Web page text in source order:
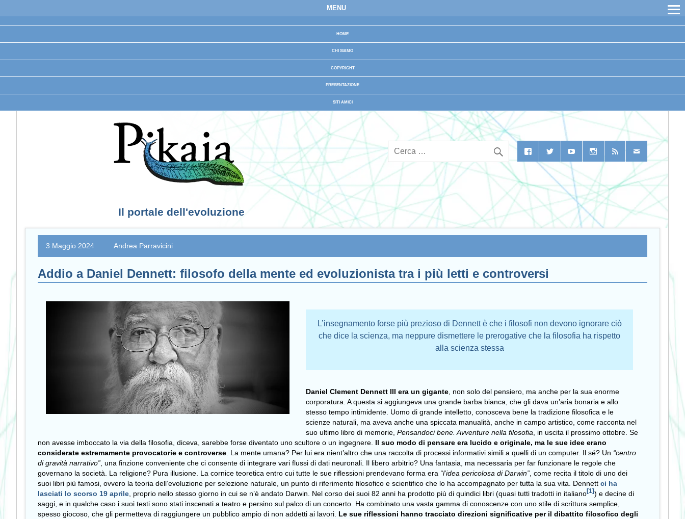
MENU
HOME
CHI SIAMO
COPYRIGHT
PRESENTAZIONE
SITI AMICI
Il portale dell'evoluzione
3 Maggio 2024 Andrea Parravicini
Addio a Daniel Dennett: filosofo della mente ed evoluzionista tra i più letti e controversi
L’insegnamento forse più prezioso di Dennett è che i filosofi non devono ignorare ciò
che dice la scienza, ma neppure dismettere le prerogative che la filosofia ha rispetto
alla scienza stessa
Daniel Clement Dennett III era un gigante , non solo del pensiero, ma anche per la sua enorme
corporatura. A questa si aggiungeva una grande barba bianca, che gli dava un’aria bonaria e allo
stesso tempo intimidente. Uomo di grande intelletto, conosceva bene la tradizione filosofica e le
scienze naturali, ma aveva anche una spiccata manualità, anche in campo artistico, come racconta nel
suo ultimo libro di memorie,Pensandoci bene. Avventure nella filosofia , in uscita il prossimo ottobre. Se
non avesse imboccato la via della filosofia, diceva, sarebbe forse diventato uno scultore o un ingegnere. Il suo modo di pensare era lucido e originale, ma le sue idee erano
considerate estremamente provocatorie e controverse . La mente umana? Per lui era nient’altro che una raccolta di processi informativi simili a quelli di un computer. Il sé? Un “centro
di gravità narrativo” , una finzione conveniente che ci consente di integrare vari flussi di dati neuronali. Il libero arbitrio? Una fantasia, ma necessaria per far funzionare le regole che
governano la società. La religione? Pura illusione. La cornice teoretica entro cui tutte le sue riflessioni prendevano forma era “l’idea pericolosa di Darwin” , come recita il titolo di uno dei
suoi libri più famosi, ovvero la teoria dell’evoluzione per selezione naturale, un punto di riferimento filosofico e scientifico che lo ha accompagnato per tutta la sua vita. Dennett ci ha
lasciati lo scorso 19 aprile , proprio nello stesso giorno in cui se n’è andato Darwin. Nel corso dei suoi 82 anni ha prodotto più di quindici libri (quasi tutti tradotti in italiano[1]) e decine di
saggi, e in qualche caso i suoi testi sono stati inscenati a teatro e persino sul palco di un concerto. Ha combinato una vasta gamma di conoscenze con uno stile di scrittura semplice,
spesso giocoso, che gli permetteva di raggiungere un pubblico ampio di non addetti ai lavori. Le sue riflessioni hanno tracciato direzioni significative per il dibattito filosofico degli